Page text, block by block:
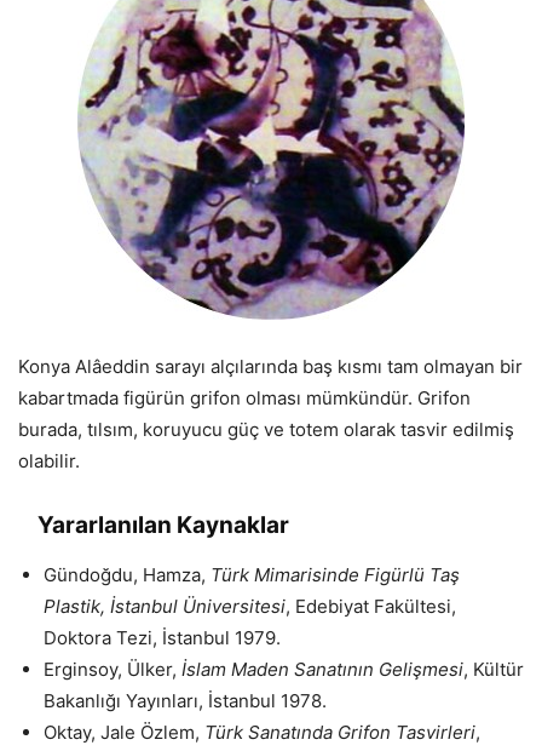
Konya Alâeddin sarayı alçılarında baş kısmı tam olmayan bir
kabartmada figürün grifon olması mümkündür. Grifon
burada, tılsım, koruyucu güç ve totem olarak tasvir edilmiş
olabilir.
Yararlanılan Kaynaklar
Gündoğdu, Hamza, Türk Mimarisinde Figürlü Taş
Plastik, İstanbul Üniversitesi, Edebiyat Fakültesi,
Doktora Tezi, İstanbul 1979.
Erginsoy, Ülker, İslam Maden Sanatının Gelişmesi, Kültür
Bakanlığı Yayınları, İstanbul 1978.
Oktay, Jale Özlem, Türk Sanatında Grifon Tasvirleri,